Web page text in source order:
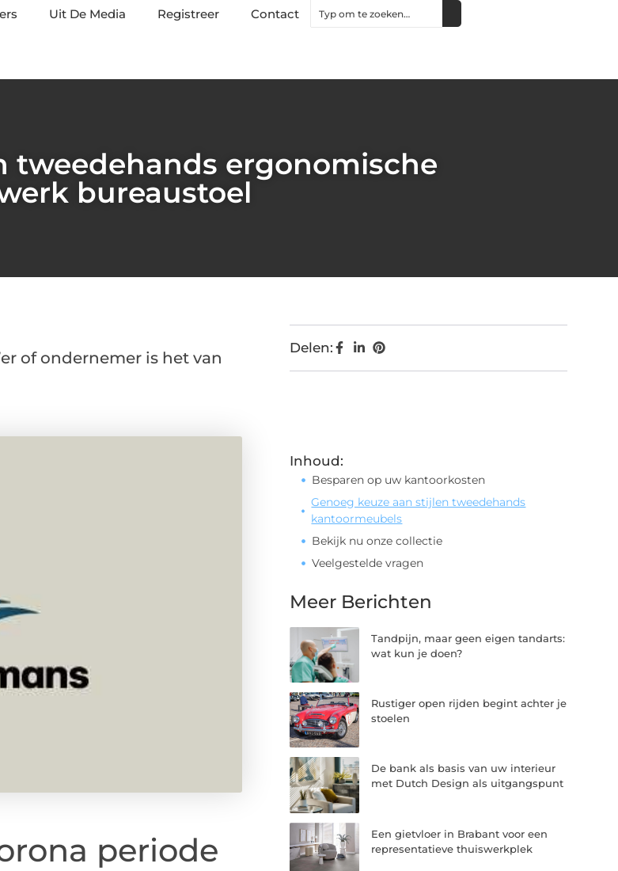
Uit De Media Registreer Contact
tweedehands ergonomische
bureaustoel
of ondernemer is het van
periode
Delen:
Inhoud:
Besparen op uw kantoorkosten
Genoeg keuze aan stijlen tweedehands
kantoormeubels
Bekijk nu onze collectie
Veelgestelde vragen
Meer Berichten
Tandpijn, maar geen eigen tandarts:
wat kun je doen?
Rustiger open rijden begint achter je
stoelen
De bank als basis van uw interieur
met Dutch Design als uitgangspunt
Een gietvloer in Brabant voor een
representatieve thuiswerkplek